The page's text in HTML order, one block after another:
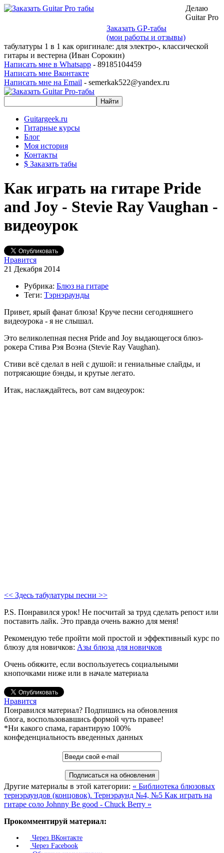
Заказать GP-табы
(мои работы и отзывы)
Делаю
Guitar Pro
табулатуры 1 в 1 как оригинале: для электро-, классической
гитары и вестерна (Иван Сорокин)
Написать мне в Whatsapp - 89185104459
Написать мне Вконтакте
Написать мне на Email - semerkak522@yandex.ru
Guitargeek.ru
Гитарные курсы
Блог
Моя история
Контакты
$ Заказать табы
Как играть на гитаре Pride
and Joy - Stevie Ray Vaughan -
видеоурок
Нравится
21 Декабря 2014
Рубрика: Блюз на гитаре
Теги: Тэрнэраунды
Привет, ярый фанат блюза! Круче песни сегодняшнего
видеоурока - я не слышал.
Это великолепная песня Pride and Joy выдающегося блюз-
рокера Стива Рэя Воэна (Stevie Ray Vaughan).
Стиви всё сделал в ней с душой: и гениальные слайды, и
потрясающие бэнды, и крутые легато.
Итак, наслаждайтесь, вот сам видеоурок:
<< Здесь табулатуры песни >>
P.S. Понравился урок! Не посчитай за труд сделать репост или
поставить лайк. Это правда очень важно для меня!
Рекомендую тебе пройти мой простой и эффективный курс по
блюзу для новичков: Азы блюза для новичков
Очень обяжите, если воспользуетесь социальными
кнопочками ниже или в начале материала
Нравится
Понравился материал? Подпишись на обновления
блога, воспользовавшись формой чуть правее!
*Ни какого спама, гарантирую 100%
конфеденциальность введенных данных
Другие материалы в этой категории: « Библиотека блюзовых
тернэраундов (концовок). Тернэраунд №4, №5 Как играть на
гитаре соло Johnny Be good - Chuck Berry »
Прокомментируй материал:
Через ВКонтакте
Через Facebook